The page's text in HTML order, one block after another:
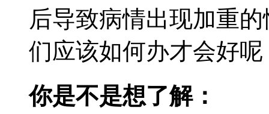
后导致病情出现加重
们应该如何办才会好
你是不是想了解：